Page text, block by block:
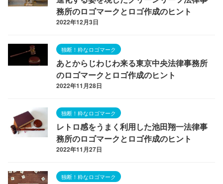
務所のロゴマークとロゴ作成のヒント
2022年12月3日
独断！粋なロゴマーク
あとからじわじわ来る東京中央法律事務所
のロゴマークとロゴ作成のヒント
2022年11月28日
独断！粋なロゴマーク
レトロ感をうまく利用した池田翔一法律事
務所のロゴマークとロゴ作成のヒント
2022年11月27日
独断！粋なロゴマーク